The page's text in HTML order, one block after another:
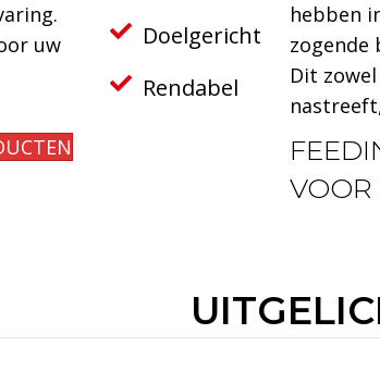
uw
Doelgericht
Rendabel
hebben
zogende
Dit